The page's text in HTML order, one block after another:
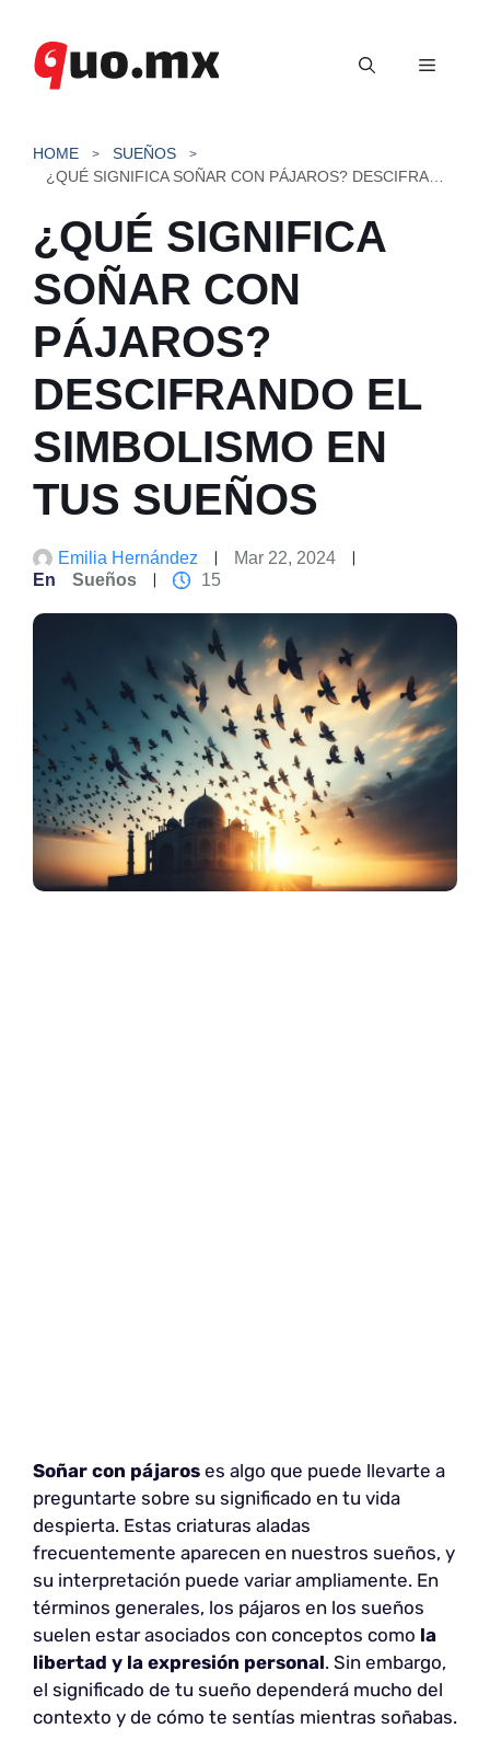
contenido
Menú
HOME
SUEÑOS
¿QUÉ SIGNIFICA
SOÑAR CON
PÁJAROS?
DESCIFRANDO EL
SIMBOLISMO EN
TUS SUEÑOS
Emilia Hernández
Mar 22, 2024
En
Sueños 15
Soñar con pájaros es algo que puede llevarte a
preguntarte sobre su significado en tu vida
despierta. Estas criaturas aladas
frecuentemente aparecen en nuestros sueños, y
su interpretación puede variar ampliamente. En
términos generales, los pájaros en los sueños
suelen estar asociados con conceptos como la
libertad y la expresión personal. Sin embargo,
el significado de tu sueño dependerá mucho del
contexto y de cómo te sentías mientras soñabas.